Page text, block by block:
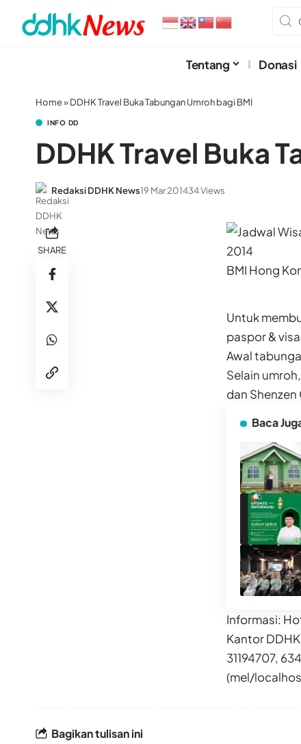
Tentang Donasi
Home»DDHK Travel Buka Tabungan Umroh bagi BMI
INFO DD
DDHK Travel Buka
Redaksi DDHK News19 Mar 201434 Views
SHARE
BMI Hong
Untuk
paspor &
Awal
Selain
dan Shenzen
Baca
Informasi:
Kantor
31194707,
(mel/
Bagikan tulisan ini